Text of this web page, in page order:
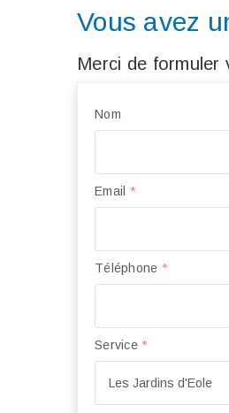
Vous avez
Merci de formuler
Nom
Email *
Téléphone *
Service *